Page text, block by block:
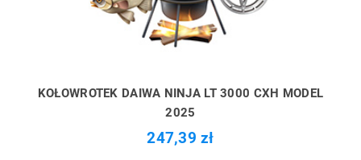
KOŁOWROTEK DAIWA NINJA LT 3000 CXH MODEL
2025
247,39 zł